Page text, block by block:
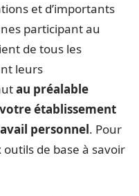
et d’importants
participant au
de tous les
leurs
au préalable
établissement
personnel. Pour
de base à savoir